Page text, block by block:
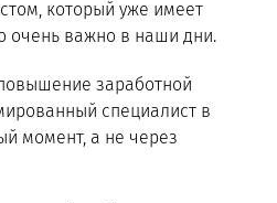
который уже имеет
очень важно в наши дни.
заработной
специалист в
момент, а не через